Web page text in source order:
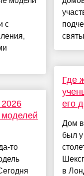
с
моделей
то
Где
его
Дом
был
в